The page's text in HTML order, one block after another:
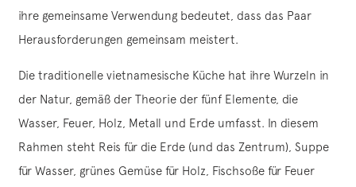
ihre gemeinsame Verwendung bedeutet, dass das Paar
Herausforderungen gemeinsam meistert.
Die traditionelle vietnamesische Küche hat ihre Wurzeln in
der Natur, gemäß der Theorie der fünf Elemente, die
Wasser, Feuer, Holz, Metall und Erde umfasst. In diesem
Rahmen steht Reis für die Erde (und das Zentrum), Suppe
für Wasser, grünes Gemüse für Holz, Fischsoße für Feuer